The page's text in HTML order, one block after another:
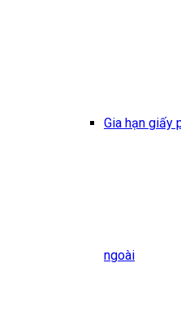
Gia hạn giấy
ngoài